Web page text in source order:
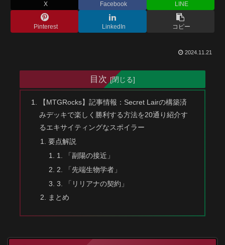
X Facebook LINE
Pinterest LinkedIn コピー
2024.11.21
目次
【MTGRocks】記事情報：Secret Lairの構築済
みデッキで楽しく勝利する方法を20通り紹介す
るエキサイティングなスポイラー
要点解説
1. 「副陽の接近」
2. 「先端生物学者」
3. 「リリアナの契約」
まとめ